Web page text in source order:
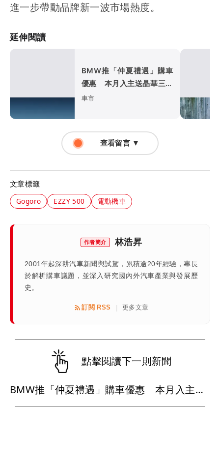
進一步帶動品牌新一波市場熱度。
延伸閱讀
BMW推「仲夏禮遇」購車
優惠 本月入主送晶華三天
兩夜、低月付5,900元起
車市
查看留言 ▼
文章標籤
Gogoro EZZY 500 電動機車
作者簡介 林浩昇
2001年起深耕汽車新聞與試駕，累積逾20年經驗，專長
於解析購車議題，並深入研究國內外汽車產業與發展歷
史。
訂閱 RSS | 更多文章
點擊閱讀下一則新聞
BMW推「仲夏禮遇」購車優惠 本月入主送晶華三天兩夜、低月付5,900元起